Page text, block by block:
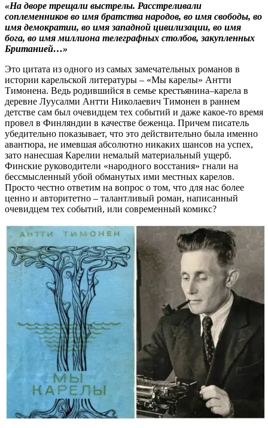
«На дворе трещали выстрелы. Расстреливали
соплеменников во имя братства народов, во имя свободы, во
имя демократии, во имя западной цивилизации, во имя
бога, во имя миллиона телеграфных столбов, закупленных
Британией…»
Это цитата из одного из самых замечательных романов в
истории карельской литературы – «Мы карелы» Антти
Тимонена. Ведь родившийся в семье крестьянина–карела в
деревне Луусалми Антти Николаевич Тимонен в раннем
детстве сам был очевидцем тех событий и даже какое-то время
провел в Финляндии в качестве беженца. Причем писатель
убедительно показывает, что это действительно была именно
авантюра, не имевшая абсолютно никаких шансов на успех,
зато нанесшая Карелии немалый материальный ущерб.
Финские руководители «народного восстания» гнали на
бессмысленный убой обманутых ими местных карелов.
Просто честно ответим на вопрос о том, что для нас более
ценно и авторитетно – талантливый роман, написанный
очевидцем тех событий, или современный комикс?